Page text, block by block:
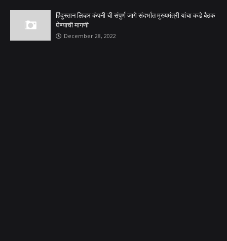
हिंदुस्तान लिव्हर कंपनी ची संपुर्ण जागे संदर्भात मुख्यमंत्री यांचा कडे बैठक
घेण्याची मागणी
December 28, 2022